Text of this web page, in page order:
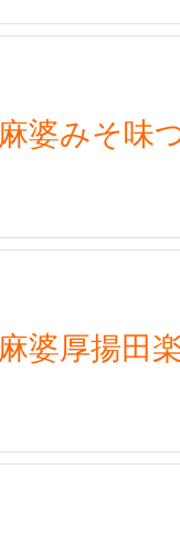
麻婆みそ味
麻婆厚揚田